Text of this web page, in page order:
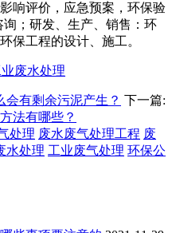
影响评价，应急预案，环保验
；研发、生产、销售：环
保工程的设计、施工。
会有剩余污泥产生？ 下一篇:
法有哪些？
处理 废水废气处理工程 废
水处理 工业废气处理 环保公